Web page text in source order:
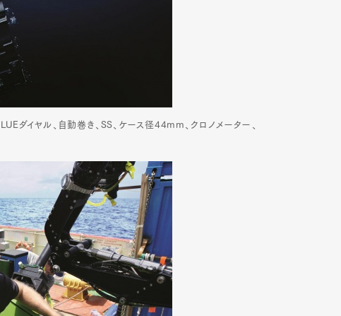
ダイヤル、自動巻き、SS、ケース径44mm、クロノメーター、